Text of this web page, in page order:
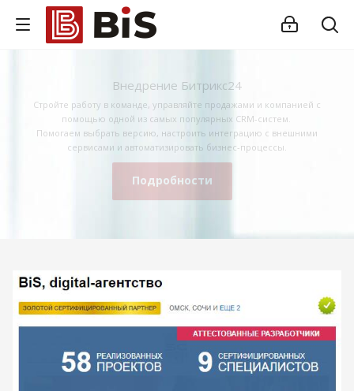
Внедрение Битрикс24
Стройте работу в команде, управляйте продажами и компанией с
помощью одной из самых популярных CRM-систем.
Помогаем выбрать версию, настроить интеграцию с внешними
сервисами и автоматизировать бизнес-процессы.
Подробности